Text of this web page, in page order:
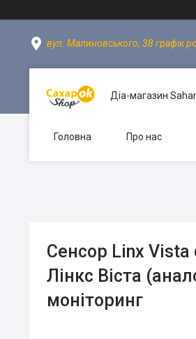
вул. Малиновського, 38 графік
Діа-магазин
Головна Про нас
Сенсор Linx Vista
Лінкс Віста
моніторинг